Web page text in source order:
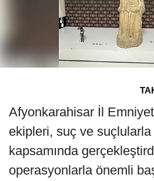
Afyonkarahisar İl
ekipleri, suç ve
kapsamında
operasyonlarla önemli